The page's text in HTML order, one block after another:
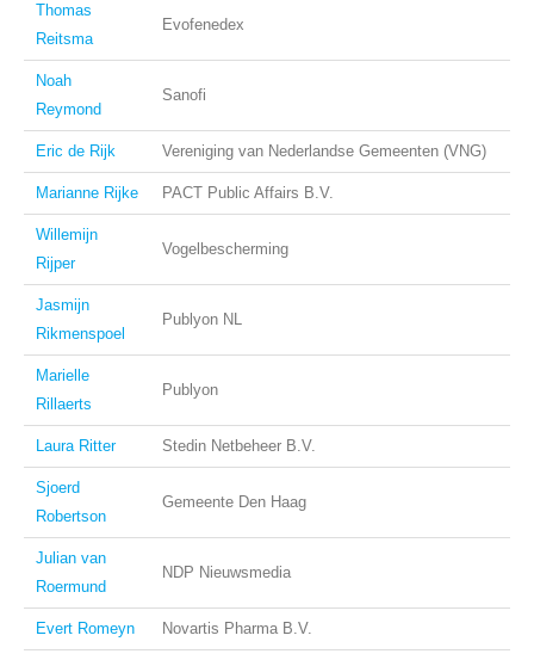
Thomas
Reitsma
Evofenedex
Noah
Reymond
Sanofi
Eric de Rijk Vereniging van Nederlandse Gemeenten (VNG)
Marianne Rijke PACT Public Affairs B.V.
Willemijn
Rijper
Vogelbescherming
Jasmijn
Rikmenspoel
Publyon NL
Marielle
Rillaerts
Publyon
Laura Ritter Stedin Netbeheer B.V.
Sjoerd
Robertson
Gemeente Den Haag
Julian van
Roermund
NDP Nieuwsmedia
Evert Romeyn Novartis Pharma B.V.